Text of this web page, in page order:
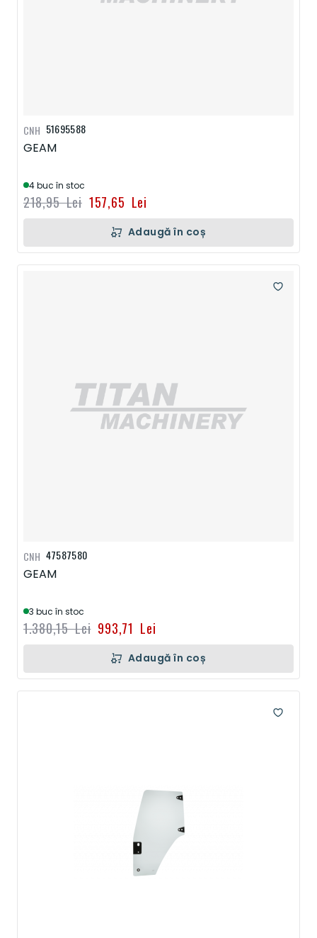
51695588
GEAM
4 buc în stoc
157,65 Lei
218,95 Lei
CNH
Adaugă în coș
47587580
GEAM
3 buc în stoc
993,71 Lei
1.380,15 Lei
CNH
Adaugă în coș